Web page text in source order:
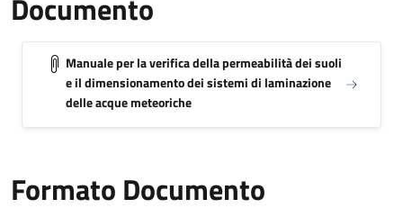
Documento
Manuale per la verifica della permeabilità dei suoli
e il dimensionamento dei sistemi di laminazione
delle acque meteoriche
Formato Documento